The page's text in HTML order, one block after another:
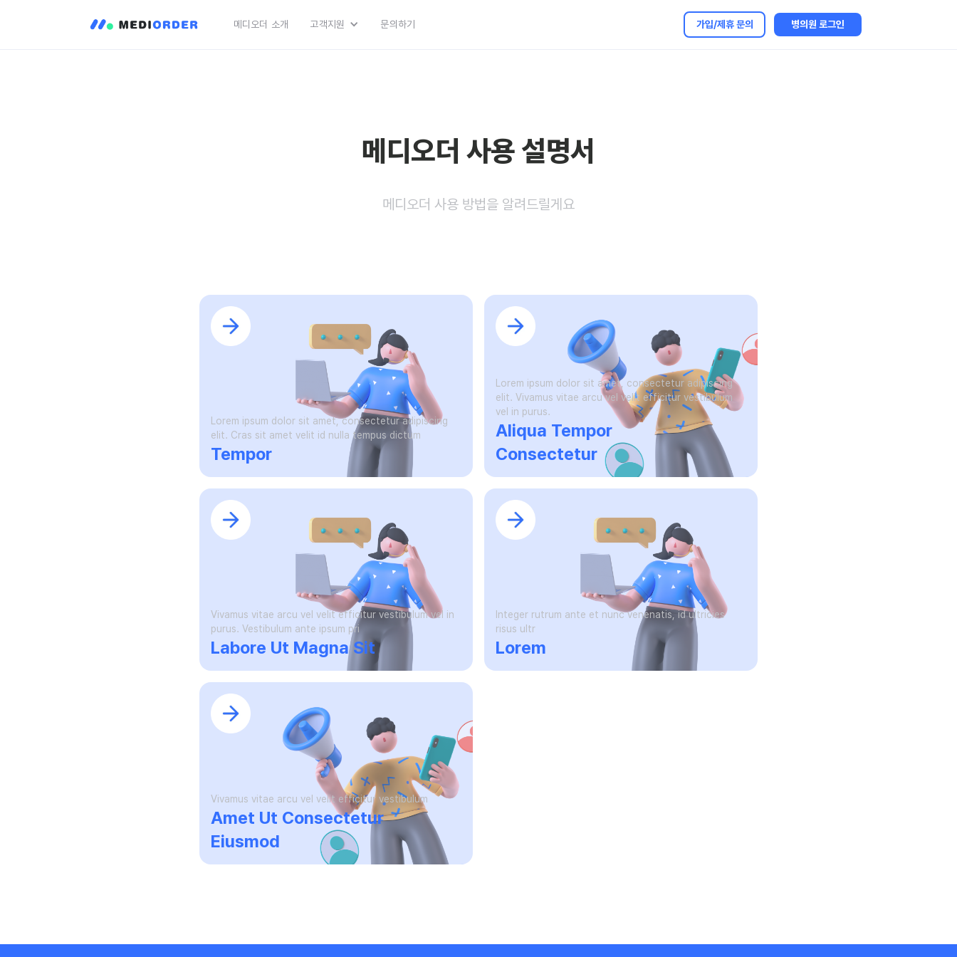
메디오더 소개 고객지원 문의하기 가입/제휴 문의 병의원 로그인
메디오더 사용 설명서
메디오더 사용 방법을 알려드릴게요
Lorem ipsum dolor sit amet, consectetur adipiscing
elit. Cras sit amet velit id nulla tempus dictum
Tempor
Lorem ipsum dolor sit amet, consectetur adipiscing
elit. Vivamus vitae arcu vel velit efficitur vestibulum
vel in purus.
Aliqua Tempor
Consectetur
Vivamus vitae arcu vel velit efficitur vestibulum vel in
purus. Vestibulum ante ipsum pri
Labore Ut Magna Sit
Integer rutrum ante et nunc venenatis, id ultricies
risus ultr
Lorem
Vivamus vitae arcu vel velit efficitur vestibulum
Amet Ut Consectetur
Eiusmod